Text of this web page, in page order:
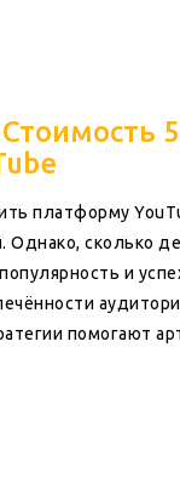
платформу
Однако, сколько
и
помогают